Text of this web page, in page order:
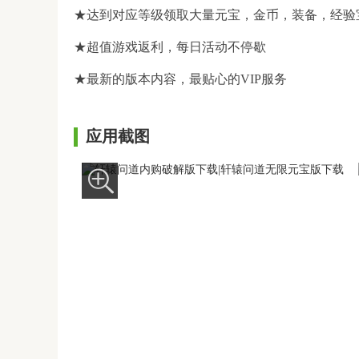
★达到对应等级领取大量元宝，金币，装备，经验
★超值游戏返利，每日活动不停歇
★最新的版本内容，最贴心的VIP服务
应用截图